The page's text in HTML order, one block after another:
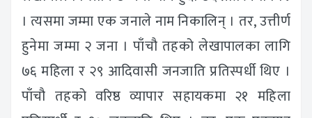
। त्यसमा जम्मा एक जनाले नाम निकालिन् । तर, उत्तीर्ण
हुनेमा जम्मा २ जना । पाँचौ तहको लेखापालका लागि
७६ महिला र २९ आदिवासी जनजाति प्रतिस्पर्धी थिए ।
पाँचौ तहको वरिष्ठ व्यापार सहायकमा २१ महिला